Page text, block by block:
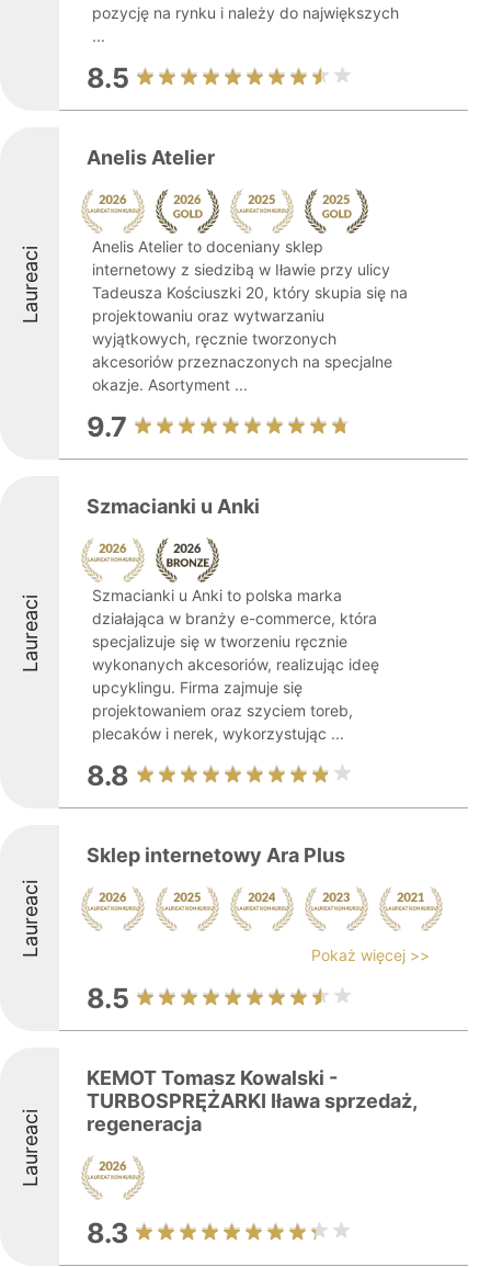
pozycję na rynku i należy do największych
...
8.5
Laureaci
Anelis Atelier
Anelis Atelier to doceniany sklep
internetowy z siedzibą w Iławie przy ulicy
Tadeusza Kościuszki 20, który skupia się na
projektowaniu oraz wytwarzaniu
wyjątkowych, ręcznie tworzonych
akcesoriów przeznaczonych na specjalne
okazje. Asortyment ...
9.7
Laureaci
Szmacianki u Anki
Szmacianki u Anki to polska marka
działająca w branży e-commerce, która
specjalizuje się w tworzeniu ręcznie
wykonanych akcesoriów, realizując ideę
upcyklingu. Firma zajmuje się
projektowaniem oraz szyciem toreb,
plecaków i nerek, wykorzystując ...
8.8
Laureaci
Sklep internetowy Ara Plus
Pokaż więcej >>
8.5
Laureaci
KEMOT Tomasz Kowalski -
TURBOSPRĘŻARKI Iława sprzedaż,
regeneracja
8.3